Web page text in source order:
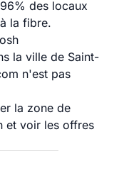
des locaux
la fibre.
la ville de Saint-
n'est pas
la zone de
et voir les offres